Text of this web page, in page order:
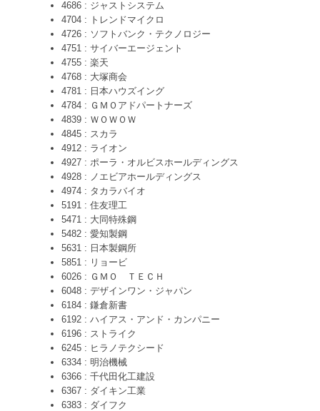
4686 : ジャストシステム
4704 : トレンドマイクロ
4726 : ソフトバンク・テクノロジー
4751 : サイバーエージェント
4755 : 楽天
4768 : 大塚商会
4781 : 日本ハウズイング
4784 : ＧＭＯアドパートナーズ
4839 : ＷＯＷＯＷ
4845 : スカラ
4912 : ライオン
4927 : ポーラ・オルビスホールディングス
4928 : ノエビアホールディングス
4974 : タカラバイオ
5191 : 住友理工
5471 : 大同特殊鋼
5482 : 愛知製鋼
5631 : 日本製鋼所
5851 : リョービ
6026 : ＧＭＯ ＴＥＣＨ
6048 : デザインワン・ジャパン
6184 : 鎌倉新書
6192 : ハイアス・アンド・カンパニー
6196 : ストライク
6245 : ヒラノテクシード
6334 : 明治機械
6366 : 千代田化工建設
6367 : ダイキン工業
6383 : ダイフク